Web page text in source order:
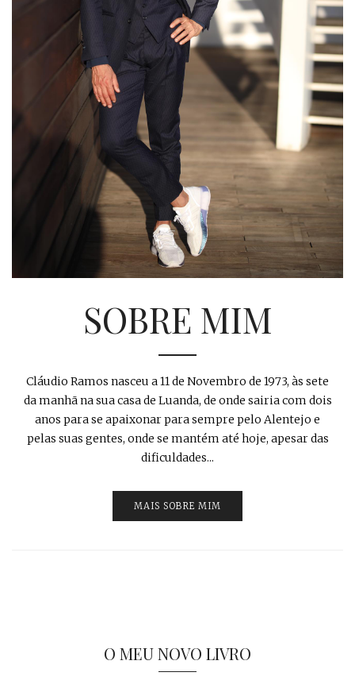
SOBRE MIM
Cláudio Ramos nasceu a 11 de Novembro de 1973, às sete
da manhã na sua casa de Luanda, de onde sairia com dois
anos para se apaixonar para sempre pelo Alentejo e
pelas suas gentes, onde se mantém até hoje, apesar das
dificuldades...
MAIS SOBRE MIM
O MEU NOVO LIVRO